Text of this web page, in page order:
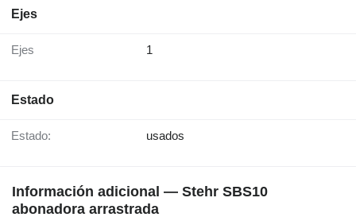
Ejes
Ejes 1
Estado
Estado: usados
Información adicional — Stehr SBS10
abonadora arrastrada